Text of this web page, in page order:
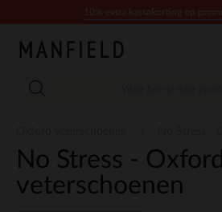
No Stress - Oxford
veterschoenen